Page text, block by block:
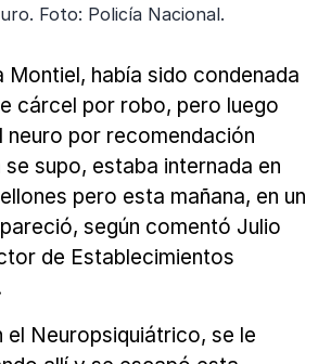
Foto: Policía Nacional.
Montiel, había sido condenada
cárcel por robo, pero luego
neuro por recomendación
se supo, estaba internada en
pero esta mañana, en un
según comentó Julio
de Establecimientos
el Neuropsiquiátrico, se le